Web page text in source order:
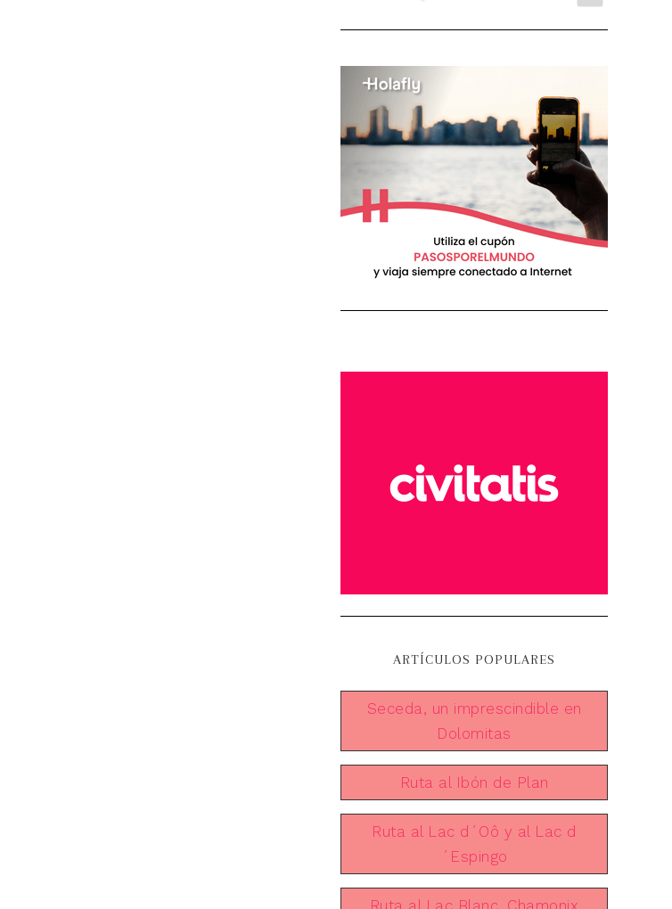
ARTÍCULOS POPULARES
Seceda, un imprescindible en
Dolomitas
Ruta al Ibón de Plan
Ruta al Lac d´Oô y al Lac d
´Espingo